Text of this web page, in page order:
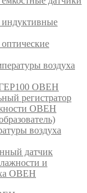
индуктивные
воздуха
ОВЕН
регистратор
ОВЕН
воздуха
датчик
и
ОВЕН